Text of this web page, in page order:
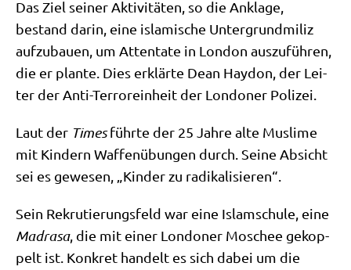
Das Ziel sei­ner Akti­vi­tä­ten, so die Ankla­ge,
bestand dar­in, eine isla­mi­sche Unter­grund­mi­liz
auf­zu­bau­en, um Atten­ta­te in Lon­don aus­zu­füh­ren,
die er plan­te. Dies erklär­te Dean Hay­don, der Lei­
ter der Anti-Ter­ror­ein­heit der Lon­do­ner Polizei.
Laut der Timesführ­te der 25 Jah­re alte Mus­li­me
mit Kin­dern Waf­fen­übun­gen durch. Sei­ne Absicht
sei es gewe­sen, „Kin­der zu radikalisieren“.
Sein Rekru­tie­rungs­feld war eine Islam­schu­le, eine
Madra­sa, die mit einer Lon­do­ner Moschee gekop­
pelt ist. Kon­kret han­delt es sich dabei um die